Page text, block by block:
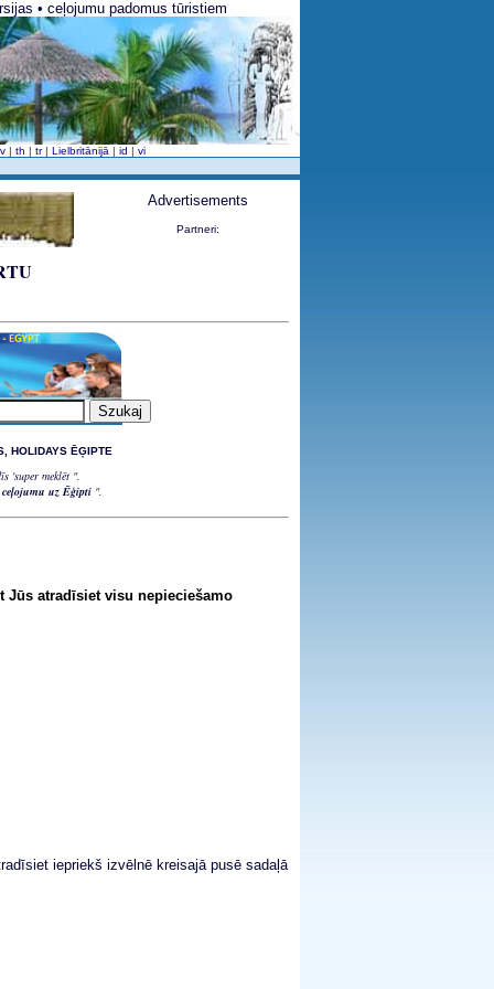
• ceļojumu padomus tūristiem
| th | tr | Lielbritānijā | id | vi
Advertisements
Partneri:
HOLIDAYS ĒĢIPTE
'super meklēt ".
ceļojumu uz Ēģipti ".
Jūs atradīsiet visu nepieciešamo
iepriekš izvēlnē kreisajā pusē sadaļā